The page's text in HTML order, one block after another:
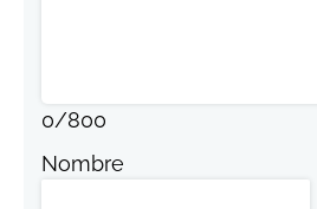
0/800
Nombre